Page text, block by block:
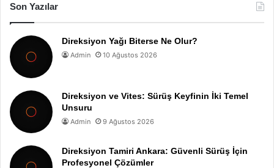
Son Yazılar
Direksiyon Yağı Biterse Ne Olur?
Admin 10 Ağustos 2026
Direksiyon ve Vites: Sürüş Keyfinin İki Temel
Unsuru
Admin 9 Ağustos 2026
Direksiyon Tamiri Ankara: Güvenli Sürüş İçin
Profesyonel Çözümler